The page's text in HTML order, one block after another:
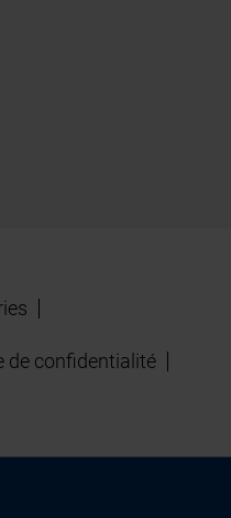
de confidentialité